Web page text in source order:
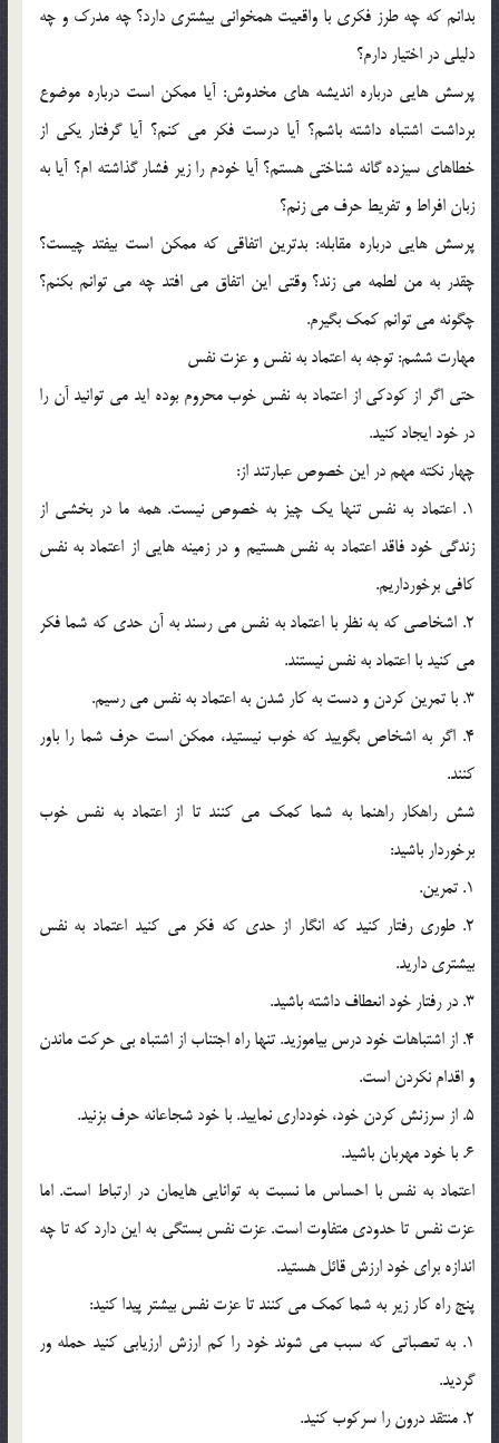
بدانم که چه طرز فکري با واقعيت همخواني بيشتري دارد؟ چه مدرک و چه
دليلي در اختيار دارم؟
پرسش هايي درباره انديشه هاي مخدوش: آيا ممکن است درباره موضوع
برداشت اشتباه داشته باشم؟ آيا درست فکر مي کنم؟ آيا گرفتار يکي از
خطاهاي سيزده گانه شناختي هستم؟ آيا خودم را زير فشار گذاشته ام؟ آيا به
زبان افراط و تفريط حرف مي زنم؟
پرسش هايي درباره مقابله: بدترين اتفاقي که ممکن است بيفتد چيست؟
چقدر به من لطمه مي زند؟ وقتي اين اتفاق مي افتد چه مي توانم بکنم؟
چگونه مي توانم کمک بگيرم.
مهارت ششم: توجه به اعتماد به نفس و عزت نفس
حتي اگر از کودکي از اعتماد به نفس خوب محروم بوده ايد مي توانيد آن را
در خود ايجاد کنيد.
چهار نکته مهم در اين خصوص عبارتند از:
1. اعتماد به نفس تنها يک چيز به خصوص نيست. همه ما در بخشي از
زندگي خود فاقد اعتماد به نفس هستيم و در زمينه هايي از اعتماد به نفس
کافي برخورداريم.
2. اشخاصي که به نظر با اعتماد به نفس مي رسند به آن حدي که شما فکر
مي کنيد با اعتماد به نفس نيستند.
3. با تمرين کردن و دست به کار شدن به اعتماد به نفس مي رسيم.
4. اگر به اشخاص بگوييد که خوب نيستيد، ممکن است حرف شما را باور
کنند.
شش راهکار راهنما به شما کمک مي کنند تا از اعتماد به نفس خوب
برخوردار باشيد:
1. تمرين.
2. طوري رفتار کنيد که انگار از حدي که فکر مي کنيد اعتماد به نفس
بيشتري داريد.
3. در رفتار خود انعطاف داشته باشيد.
4. از اشتباهات خود درس بياموزيد. تنها راه اجتناب از اشتباه بي حرکت ماندن
و اقدام نکردن است.
5. از سرزنش کردن خود، خودداري نماييد. با خود شجاعانه حرف بزنيد.
6. با خود مهربان باشيد.
اعتماد به نفس با احساس ما نسبت به توانايي هايمان در ارتباط است. اما
عزت نفس تا حدودي متفاوت است. عزت نفس بستگي به اين دارد که تا چه
اندازه براي خود ارزش قائل هستيد.
پنج راه کار زير به شما کمک مي کنند تا عزت نفس بيشتر پيدا کنيد:
1. به تعصباتي که سبب مي شوند خود را کم ارزش ارزيابي کنيد حمله ور
گرديد.
2. منتقد درون را سرکوب کنيد.